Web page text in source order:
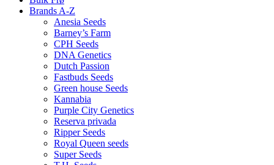
Brands A-Z
Anesia Seeds
Barney’s Farm
CPH Seeds
DNA Genetics
Dutch Passion
Fastbuds Seeds
Green house Seeds
Kannabia
Purple City Genetics
Reserva privada
Ripper Seeds
Royal Queen seeds
Super Seeds